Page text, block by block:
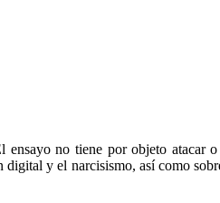
ensayo no tiene por objeto atacar
y el narcisismo, así como